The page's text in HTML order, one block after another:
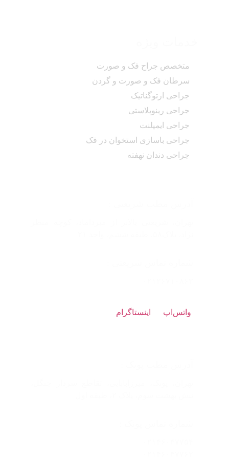
متخصص جراح فک و صورت
سرطان فک و صورت و گردن
جراحی ارتوگناتیک
جراحی رینوپلاستی
جراحی ایمپلنت
جراحی باسازی استخوان در فک
جراحی دندان نهفته
واتس‌اپ اینستاگرام